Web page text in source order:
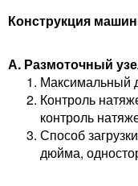
Конструкция
А. Размоточный
Максимальный
Контроль
контроль
Способ
дюйма,